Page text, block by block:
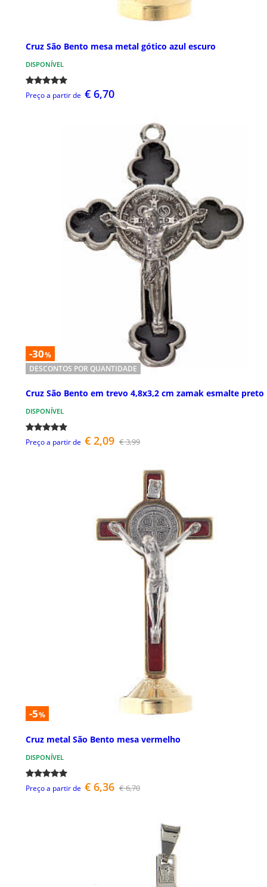
Cruz São Bento mesa metal gótico azul escuro
DISPONÍVEL
Preço a partir de € 6,70
-30%
DESCONTOS POR QUANTIDADE
Cruz São Bento em trevo 4,8x3,2 cm zamak esmalte preto
DISPONÍVEL
Preço a partir de € 2,09 € 3,99
-5%
Cruz metal São Bento mesa vermelho
DISPONÍVEL
Preço a partir de € 6,36 € 6,70